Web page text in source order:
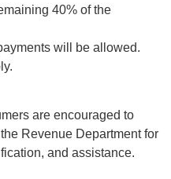
40% of the
will be allowed.
are encouraged to
Revenue Department for
and assistance.